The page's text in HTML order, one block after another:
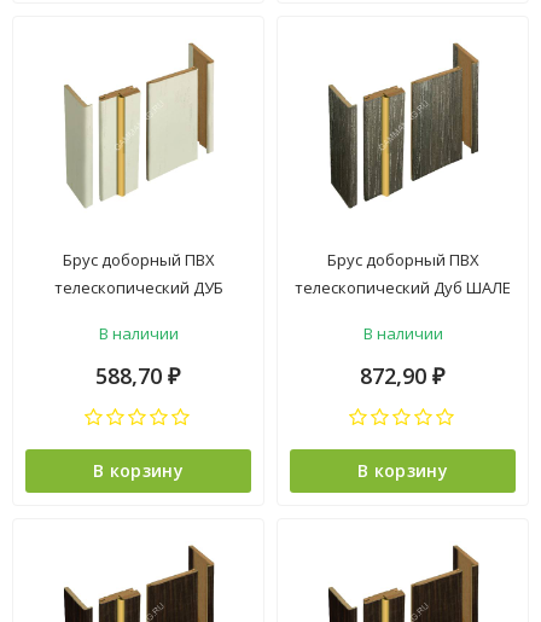
Брус доборный ПВХ
телескопический ДУБ
BROZEX-WOOD *5
В наличии
588,70 ₽
В корзину
Брус доборный ПВХ
телескопический Дуб ШАЛЕ
WOOD *5
В наличии
872,90 ₽
В корзину